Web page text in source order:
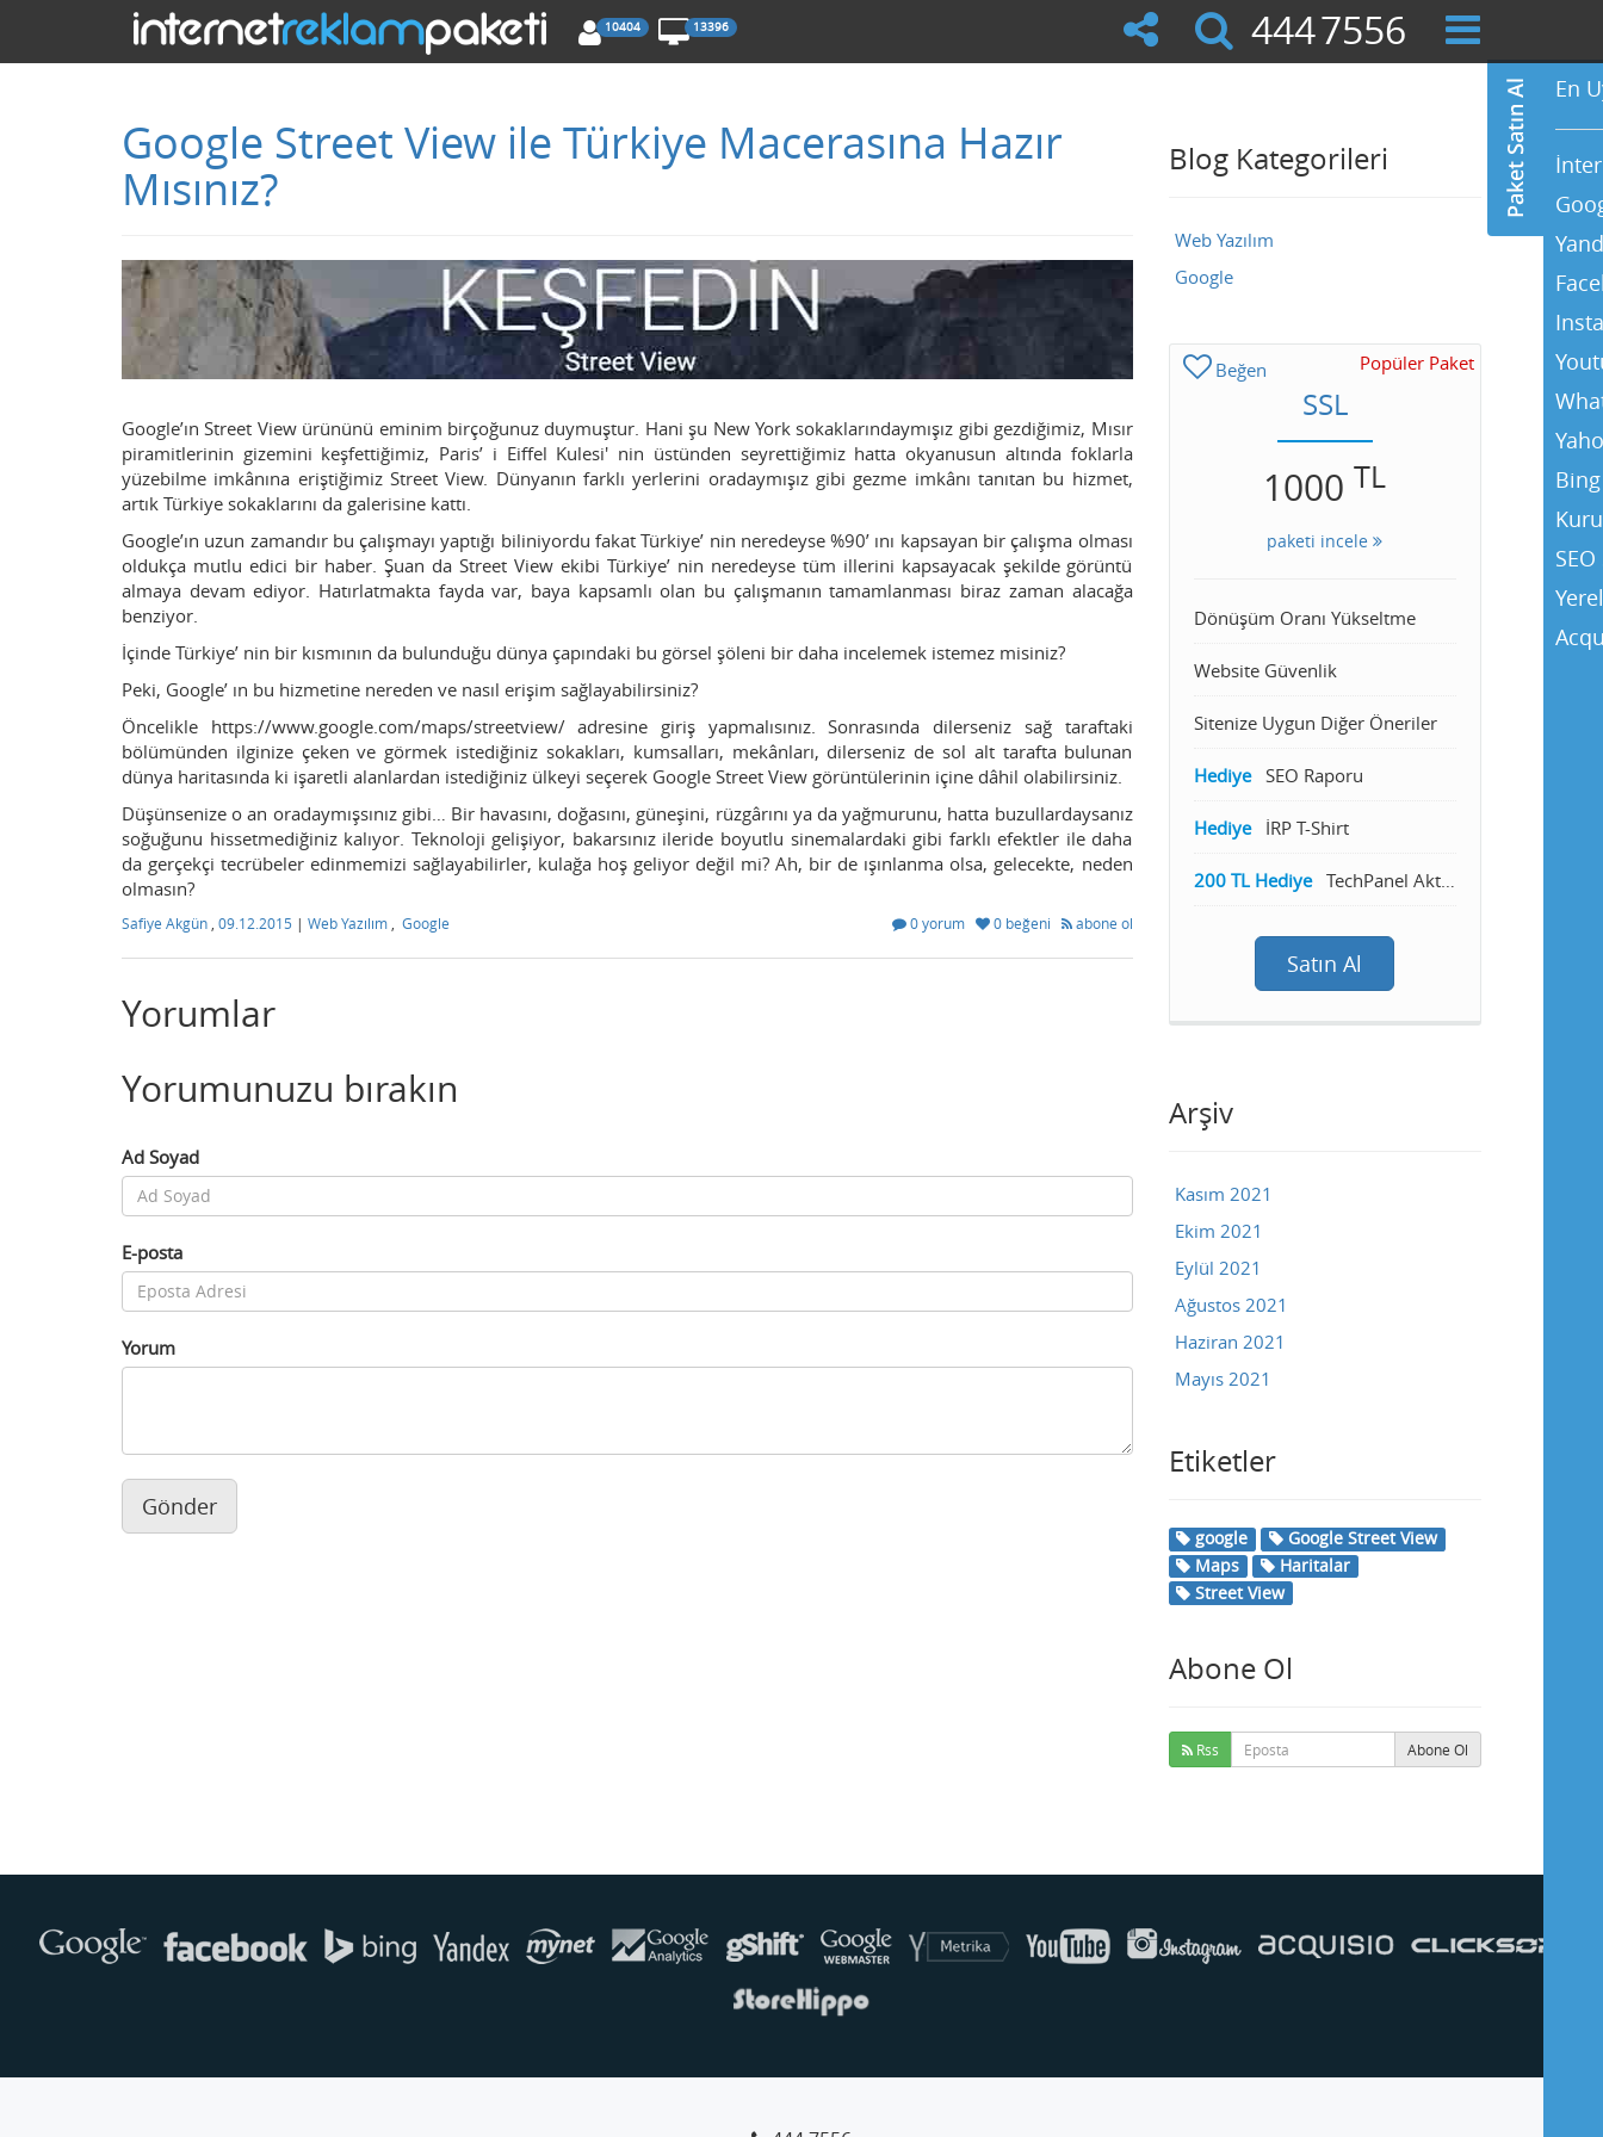
10404 13396 444RKLM
Google Street View ile Türkiye Macerasına Hazır
Mısınız?
Google’ın Street View ürününü eminim birçoğunuz duymuştur. Hani şu New York sokaklarındaymışız gibi gezdiğimiz, Mısır
piramitlerinin gizemini keşfettiğimiz, Paris’ i Eiffel Kulesi' nin üstünden seyrettiğimiz hatta okyanusun altında foklarla
yüzebilme imkânına eriştiğimiz Street View. Dünyanın farklı yerlerini oradaymışız gibi gezme imkânı tanıtan bu hizmet,
artık Türkiye sokaklarını da galerisine kattı.
Google’ın uzun zamandır bu çalışmayı yaptığı biliniyordu fakat Türkiye’ nin neredeyse %90’ ını kapsayan bir çalışma olması
oldukça mutlu edici bir haber. Şuan da Street View ekibi Türkiye’ nin neredeyse tüm illerini kapsayacak şekilde görüntü
almaya devam ediyor. Hatırlatmakta fayda var, baya kapsamlı olan bu çalışmanın tamamlanması biraz zaman alacağa
benziyor.
İçinde Türkiye’ nin bir kısmının da bulunduğu dünya çapındaki bu görsel şöleni bir daha incelemek istemez misiniz?
Peki, Google’ ın bu hizmetine nereden ve nasıl erişim sağlayabilirsiniz?
Öncelikle https://www.google.com/maps/streetview/ adresine giriş yapmalısınız. Sonrasında dilerseniz sağ taraftaki
bölümünden ilginize çeken ve görmek istediğiniz sokakları, kumsalları, mekânları, dilerseniz de sol alt tarafta bulunan
dünya haritasında ki işaretli alanlardan istediğiniz ülkeyi seçerek Google Street View görüntülerinin içine dâhil olabilirsiniz.
Düşünsenize o an oradaymışsınız gibi… Bir havasını, doğasını, güneşini, rüzgârını ya da yağmurunu, hatta buzullardaysanız
soğuğunu hissetmediğiniz kalıyor. Teknoloji gelişiyor, bakarsınız ileride boyutlu sinemalardaki gibi farklı efektler ile daha
da gerçekçi tecrübeler edinmemizi sağlayabilirler, kulağa hoş geliyor değil mi? Ah, bir de ışınlanma olsa, gelecekte, neden
olmasın?
Safiye Akgün 09.12.2015 | Web Yazılım Google 0 yorum 0 beğeni abone ol
Yorumlar
Yorumunuzu bırakın
Ad Soyad
E-posta
Yorum
Gönder
Blog Kategorileri
Web Yazılım
Google
Beğen Popüler Paket
SSL
1000 TL
paketi incele
Dönüşüm Oranı Yükseltme
Website Güvenlik
Sitenize Uygun Diğer Öneriler
Hediye SEO Raporu
Hediye İRP T-Shirt
200 TL Hediye TechPanel Aktivasyon
Satın Al
Arşiv
Kasım 2021
Ekim 2021
Eylül 2021
Ağustos 2021
Haziran 2021
Mayıs 2021
Etiketler
google
Google Street View
Maps
Haritalar
Street View
Abone Ol
Rss Abone Ol
En
Buse